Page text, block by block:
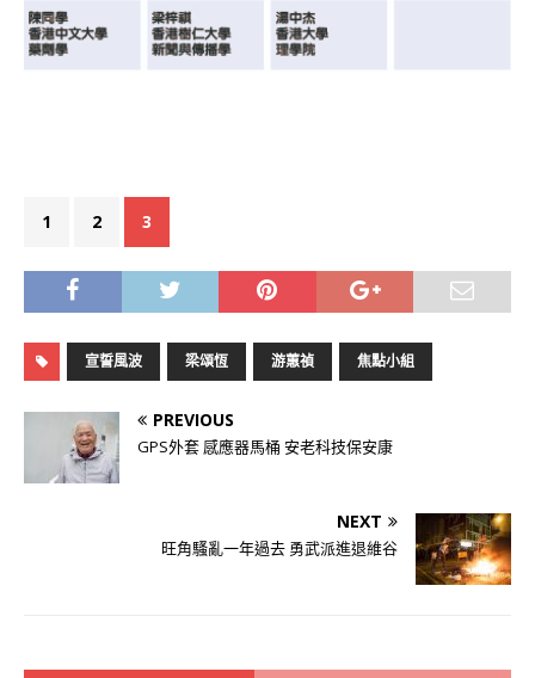
1 2 3
宣誓風波 梁頌恆 ‎游蕙禎 焦點小組
PREVIOUS
GPS外套 感應器馬桶 安老科技保安康
NEXT
旺角騷亂一年過去 勇武派進退維谷